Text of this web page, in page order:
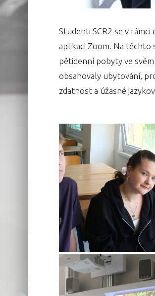
Studenti SCR2 se v
aplikaci Zoom. Na těchto
pětidenní pobyty ve
obsahovaly ubytování,
zdatnost a úžasné